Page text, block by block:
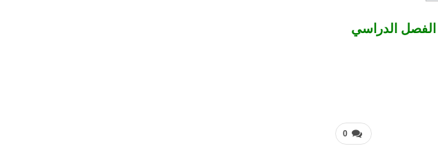
الفصل الدراسي
0